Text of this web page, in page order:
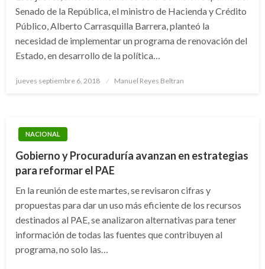
Senado de la República, el ministro de Hacienda y Crédito
Público, Alberto Carrasquilla Barrera, planteó la
necesidad de implementar un programa de renovación del
Estado, en desarrollo de la política…
Publicado
jueves septiembre 6, 2018 Manuel Reyes Beltran
NACIONAL
Gobierno y Procuraduría avanzan en estrategias
para reformar el PAE
En la reunión de este martes, se revisaron cifras y
propuestas para dar un uso más eficiente de los recursos
destinados al PAE, se analizaron alternativas para tener
información de todas las fuentes que contribuyen al
programa, no solo las…